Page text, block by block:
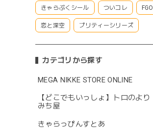
きゃらぷくシール ついコレ FGO
恋と深空 プリティーシリーズ
カテゴリから探す
MEGA NIKKE STORE ONLINE
【どこでもいっしょ】トロのより
みち屋
きゃらっぴんすとあ